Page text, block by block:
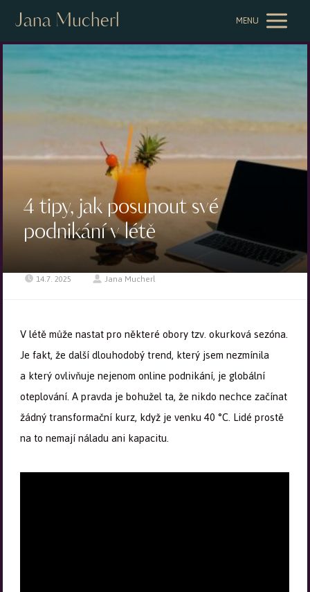
Jana Mucherl MENU
4 tipy, jak posunout své
podnikání v létě
14.7. 2025 Jana Mucherl
V létě může nastat pro některé obory tzv. okurková sezóna.
Je fakt, že další dlouhodobý trend, který jsem nezmínila
a který ovlivňuje nejenom online podnikání, je globální
oteplování. A pravda je bohužel ta, že nikdo nechce začínat
žádný transformační kurz, když je venku 40 °C. Lidé prostě
na to nemají náladu ani kapacitu.